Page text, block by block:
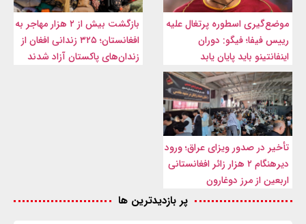
موضع‌گیری اسطوره پرتغال علیه
رییس فیفا؛ فیگو: دوران
اینفانتینو باید پایان یابد
بازگشت بیش از ۲ هزار مهاجر به
افغانستان؛ ۳۲۵ زندانی افغان از
زندان‌های پاکستان آزاد شدند
تأخیر در صدور ویزای عراق؛ ورود
دیرهنگام ۲ هزار زائر افغانستانی
اربعین از مرز دوغارون
پر بازدیدترین ها